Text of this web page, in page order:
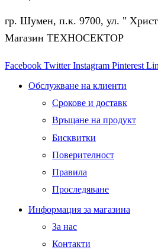
гр. Шумен, п.к. 9700, ул. "
Магазин ТЕХНОСЕКТОР
Facebook Twitter Instagram Pinterest
Обслужване на клиенти
Срокове и доставк
Връщане на продукт
Бисквитки
Поверителност
Правила
Проследяване
Информация за магазина
За нас
Контакти